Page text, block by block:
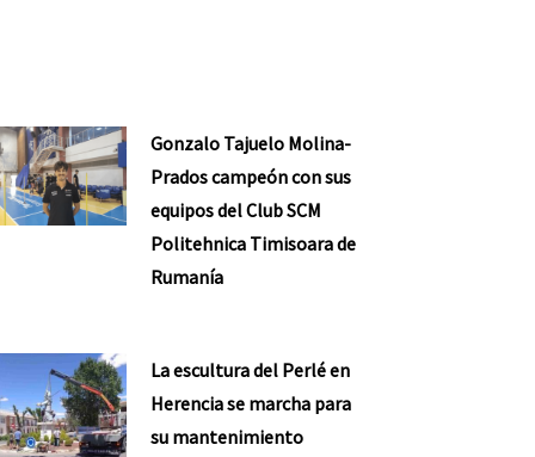
Gonzalo Tajuelo Molina-
Prados campeón con sus
equipos del Club SCM
Politehnica Timisoara de
Rumanía
La escultura del Perlé en
Herencia se marcha para
su mantenimiento